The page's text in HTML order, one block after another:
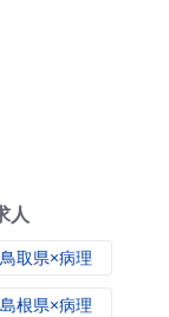
人
鳥取県×病理
島根県×病理